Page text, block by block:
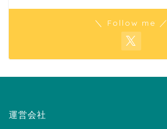
＼ Follow me ／
運営会社